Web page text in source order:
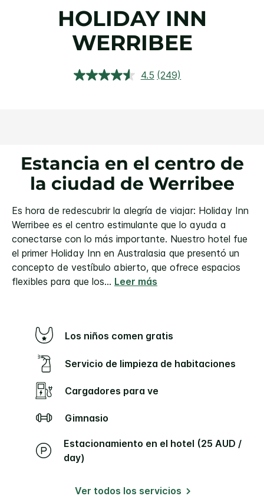
HOLIDAY INN
WERRIBEE
4.5 Lea
(249)
Estancia en el centro de
la ciudad de Werribee
Es hora de redescubrir la alegría de viajar: Holiday Inn
Werribee es el centro estimulante que lo ayuda a
conectarse con lo más importante. Nuestro hotel fue
el primer Holiday Inn en Australasia que presentó un
concepto de vestíbulo abierto, que ofrece espacios
flexibles para que los... Leer más
Los niños comen gratis
Servicio de limpieza de habitaciones
Cargadores para ve
Gimnasio
Estacionamiento en el hotel (25 AUD /
day)
Ver todos los servicios